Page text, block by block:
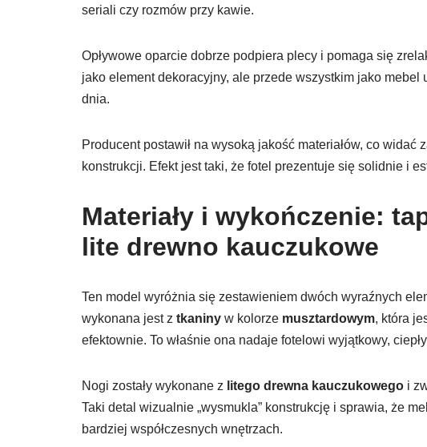
seriali czy rozmów przy kawie.
Opływowe oparcie dobrze podpiera plecy i pomaga się
jako element dekoracyjny, ale przede wszystkim jako
dnia.
Producent postawił na wysoką jakość materiałów, co
konstrukcji. Efekt jest taki, że fotel prezentuje się solidnie i
Materiały i wykończenie:
lite drewno kauczukowe
Ten model wyróżnia się zestawieniem dwóch wyraźnych
wykonana jest z tkaniny w kolorze musztardowym, która
efektownie. To właśnie ona nadaje fotelowi wyjątkowy,
Nogi zostały wykonane z litego drewna kauczukowego i
Taki detal wizualnie „wysmukla” konstrukcję i sprawia, że
bardziej współczesnych wnętrzach.